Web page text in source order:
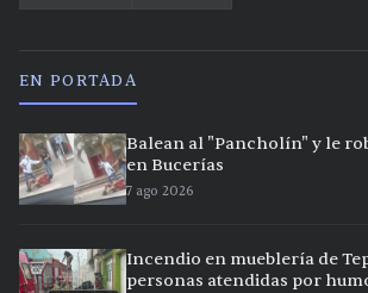
EN PORTADA
Balean al "Pancholín" y le
en Bucerías
7 ago 2026
Incendio en mueblería de
personas atendidas por